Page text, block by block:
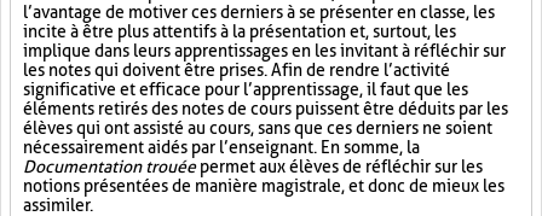
l’avantage de motiver ces derniers à se présenter en classe, les
incite à être plus attentifs à la présentation et, surtout, les
implique dans leurs apprentissages en les invitant à réfléchir sur
les notes qui doivent être prises. Afin de rendre l’activité
significative et efficace pour l’apprentissage, il faut que les
éléments retirés des notes de cours puissent être déduits par les
élèves qui ont assisté au cours, sans que ces derniers ne soient
nécessairement aidés par l’enseignant. En somme, la
Documentation trouéepermet aux élèves de réfléchir sur les
notions présentées de manière magistrale, et donc de mieux les
assimiler.